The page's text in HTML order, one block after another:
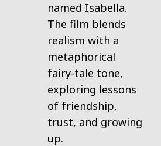
named Isabella.
The film blends
realism with a
metaphorical
fairy-tale tone,
exploring lessons
of friendship,
trust, and growing
up.